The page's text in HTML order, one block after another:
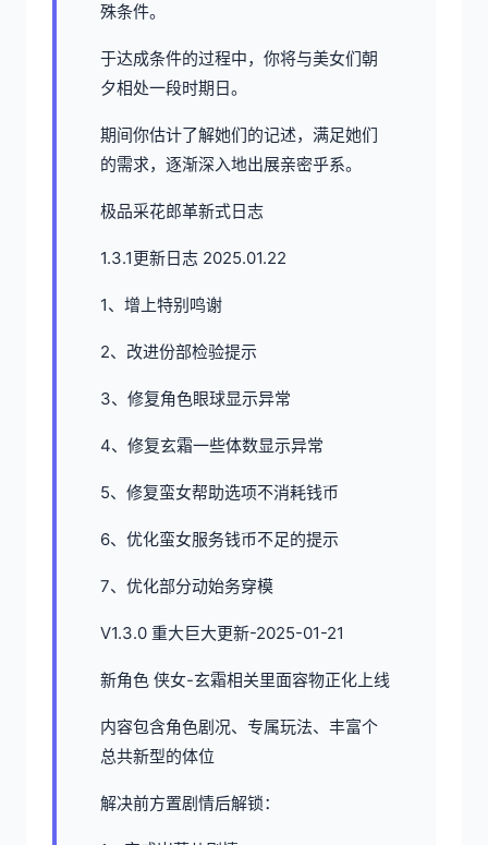
殊条件。
于达成条件的过程中， 你将与美女们朝
夕相处一段时期日。
期间你估计了解她们的记述，满足她们
的需求，逐渐深入地出展亲密乎系。
极品采花郎革新式日志
1.3.1更新日志 2025.01.22
1、增上特别鸣谢
2、改进份部检验提示
3、修复角色眼球显示异常
4、修复玄霜一些体数显示异常
5、修复蛮女帮助选项不消耗钱币
6、优化蛮女服务钱币不足的提示
7、优化部分动始务穿模
V1.3.0 重大巨大更新-2025-01-21
新角色 侠女-玄霜相关里面容物正化上线
内容包含角色剧况、专属玩法、丰富个
总共新型的体位
解决前方置剧情后解锁：